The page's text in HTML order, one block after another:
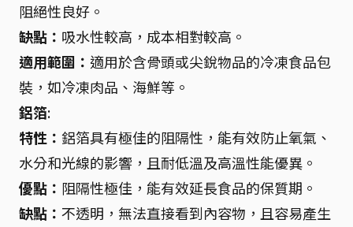
阻絕性良好。
缺點： 吸水性較高，成本相對較高。
適用範圍： 適用於含骨頭或尖銳物品的冷凍食品包
裝，如冷凍肉品、海鮮等。
鋁箔:
特性： 鋁箔具有極佳的阻隔性，能有效防止氧氣、
水分和光線的影響，且耐低溫及高溫性能優異。
優點： 阻隔性極佳，能有效延長食品的保質期。
缺點： 不透明，無法直接看到內容物，且容易產生